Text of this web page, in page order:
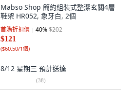
Mabso Shop 簡約組裝式整潔玄關4層
鞋架 HR052, 象牙白, 2個
首購折扣價 40%$202
$121
($60.50/1個)
8/12 星期三 預計送達
(38)